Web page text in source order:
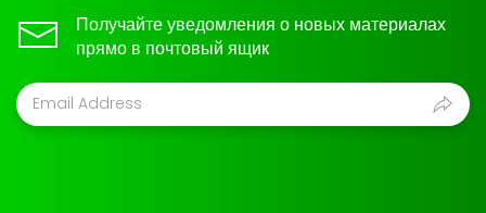
Получайте уведомления о новых материалах
прямо в почтовый ящик